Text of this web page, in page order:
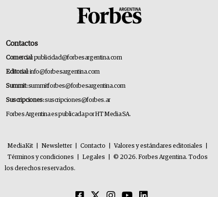
Contactos
Comercial:publicidad@forbesargentina.com
Editorial:info@forbesargentina.com
Summit:summitforbes@forbesargentina.com
Suscripciones:suscripciones@forbes.ar
Forbes Argentina es publicada por HT Media SA.
MediaKit Newsletter Contacto Valores y estándares editoriales
Términos y condiciones
Legales
© 2026. Forbes Argentina. Todos
los derechos reservados.